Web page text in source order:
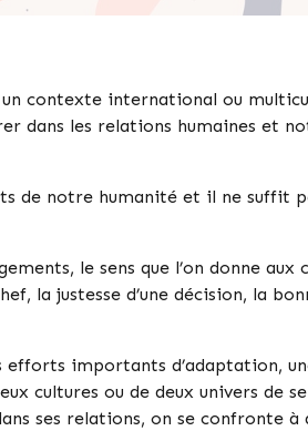
un contexte international ou
dans les relations humaines et
de notre humanité et il ne suffit
le sens que l’on donne aux
la justesse d’une décision, la
importants d’adaptation,
cultures ou de deux univers de
ses relations, on se confronte à